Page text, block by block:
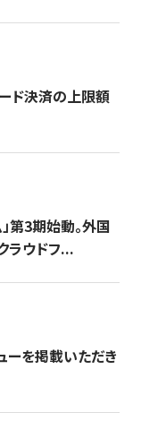
ド決済の上限額
第3期始動。外国
ラウドフ...
ーを掲載いただき